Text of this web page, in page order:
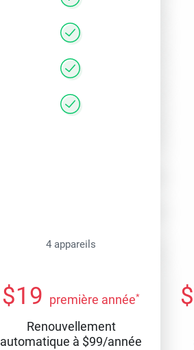
4 appareils
$19 première année*
Renouvellement
automatique à $99/année
$